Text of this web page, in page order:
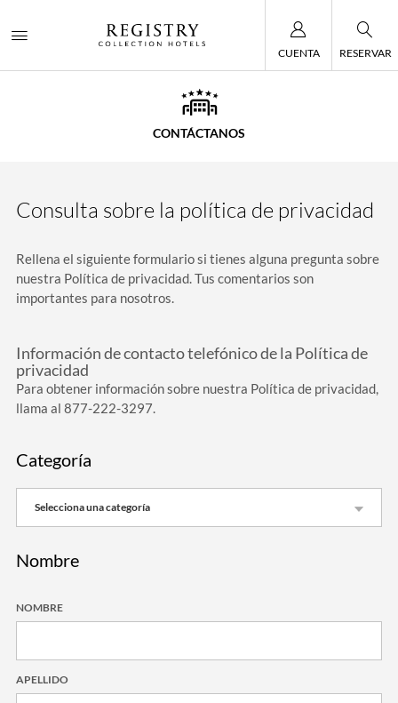
CUENTA RESERVAR
CONTÁCTANOS
Consulta sobre la política de privacidad
Rellena el siguiente formulario si tienes alguna pregunta sobre
nuestra Política de privacidad. Tus comentarios son
importantes para nosotros.
Información de contacto telefónico de la Política de
privacidad
Para obtener información sobre nuestra Política de privacidad,
llama al 877-222-3297.
Categoría
Nombre
NOMBRE
APELLIDO